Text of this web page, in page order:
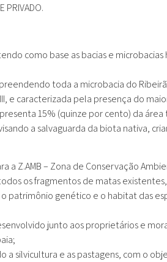
PRIVADO.
como base as bacias e
toda a microbacia do
e caracterizada pela presença do
15% (quinze por cento) da
a salvaguarda da biota nativa,
a Z.AMB – Zona de Conservação
os fragmentos de matas
patrimônio genético e o habitat das
junto aos proprietários e
a silvicultura e as pastagens, com o